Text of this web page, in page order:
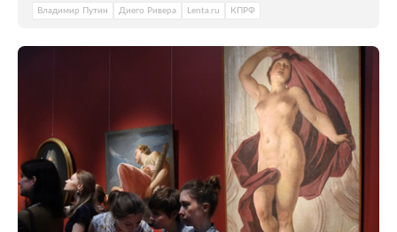
Владимир Путин Диего Ривера Lenta.ru КПРФ